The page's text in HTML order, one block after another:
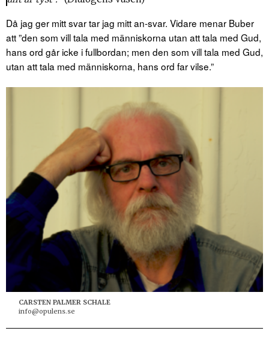
Då jag ger mitt svar tar jag mitt an-svar. Vidare menar Buber
att ”den som vill tala med människorna utan att tala med Gud,
hans ord går icke i fullbordan; men den som vill tala med Gud,
utan att tala med människorna, hans ord far vilse.”
CARSTEN PALMER SCHALE
info@opulens.se